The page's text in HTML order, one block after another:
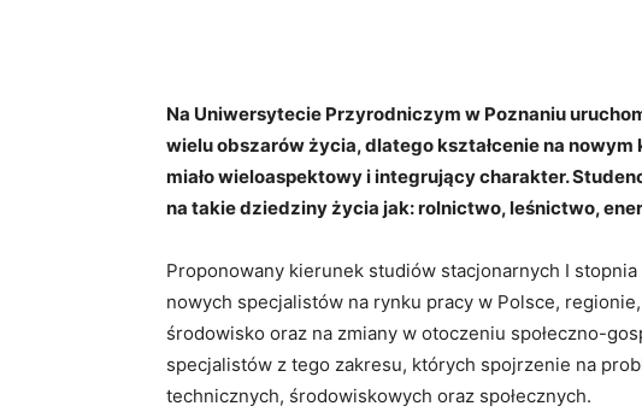
Na Uniwersytecie Przyrodniczym w Poznaniu
wielu obszarów życia, dlatego kształcenie na
miało wieloaspektowy i integrujący charakter.
na takie dziedziny życia jak: rolnictwo, leśnictwo,
Proponowany kierunek studiów stacjonarnych I
nowych specjalistów na rynku pracy w Polsce,
środowisko oraz na zmiany w otoczeniu społeczno-
specjalistów z tego zakresu, których spojrzenie na
technicznych, środowiskowych oraz społecznych.